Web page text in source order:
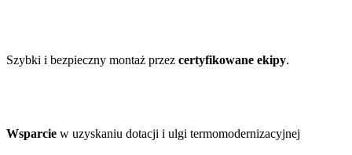
Szybki i bezpieczny montaż przez certyfikowane ekipy.
Wsparcie w uzyskaniu dotacji i ulgi termomodernizacyjnej